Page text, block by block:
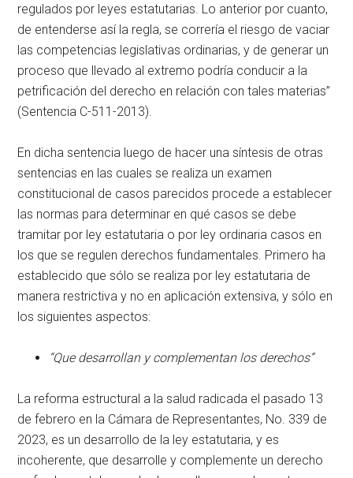
regulados por leyes estatutarias. Lo anterior por cuanto,
de entenderse así la regla, se correría el riesgo de vaciar
las competencias legislativas ordinarias, y de generar un
proceso que llevado al extremo podría conducir a la
petrificación del derecho en relación con tales materias”
(Sentencia C-511-2013).
En dicha sentencia luego de hacer una síntesis de otras
sentencias en las cuales se realiza un examen
constitucional de casos parecidos procede a establecer
las normas para determinar en qué casos se debe
tramitar por ley estatutaria o por ley ordinaria casos en
los que se regulen derechos fundamentales. Primero ha
establecido que sólo se realiza por ley estatutaria de
manera restrictiva y no en aplicación extensiva, y sólo en
los siguientes aspectos:
“Que desarrollan y complementan los derechos”
La reforma estructural a la salud radicada el pasado 13
de febrero en la Cámara de Representantes, No. 339 de
2023, es un desarrollo de la ley estatutaria, y es
incoherente, que desarrolle y complemente un derecho